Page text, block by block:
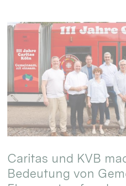
Caritas und KVB
Bedeutung von